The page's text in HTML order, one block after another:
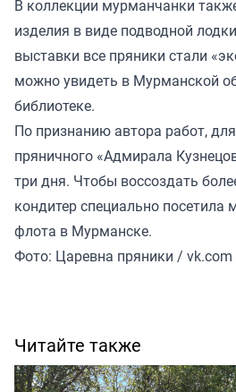
В коллекции мурманчанки
изделия в виде подводной
выставки все пряники стали
можно увидеть в Мурманской
библиотеке.
По признанию автора работ,
пряничного «Адмирала
три дня. Чтобы воссоздать
кондитер специально посетила
флота в Мурманске.
Фото: Царевна пряники / vk.com
Читайте также